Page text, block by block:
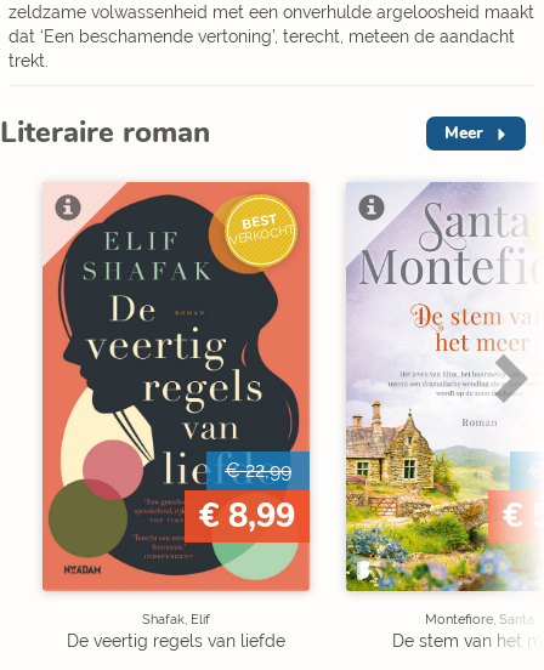
zeldzame volwassenheid met een onverhulde argeloosheid maakt
dat ‘Een beschamende vertoning’, terecht, meteen de aandacht
trekt.
Literaire roman Meer
BEST
VERKOCHT
€ 22,99
€ 8,99
Shafak, Elif
De veertig regels van liefde
€
€
Montefiore, Santa
De stem van het